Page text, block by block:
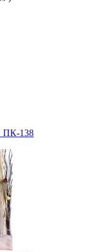
ПК-138